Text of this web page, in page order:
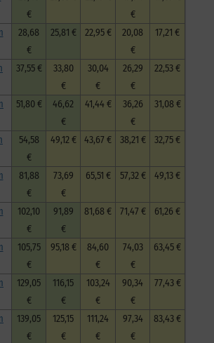
€
€
28,68
€
25,81 € 22,95 €
20,08
€
17,21 €
37,55 €
33,80
€
30,04
€
26,29
€
22,53 €
51,80 €
46,62
€
41,44 €
36,26
€
31,08 €
54,58
€
49,12 € 43,67 € 38,21 € 32,75 €
81,88
€
73,69
€
65,51 € 57,32 € 49,13 €
102,10
€
91,89
€
81,68 € 71,47 € 61,26 €
105,75
€
95,18 €
84,60
€
74,03
€
63,45 €
129,05
€
116,15
€
103,24
€
90,34
€
77,43 €
139,05
€
125,15
€
111,24
€
97,34
€
83,43 €